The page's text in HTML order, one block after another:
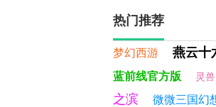
热门推荐
梦幻西游 燕云十
蓝前线官方版
灵
之滨
微微三国幻